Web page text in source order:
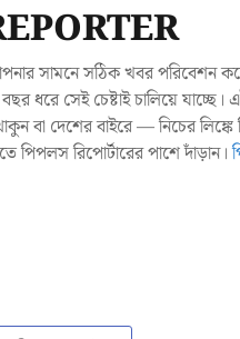
সামনে সঠিক খবর পরিবেশন
সেই চেষ্টাই চালিয়ে যাচ্ছে।
বা দেশের বাইরে — নিচের
পিপলস রিপোর্টারের পাশে দাঁড়ান।